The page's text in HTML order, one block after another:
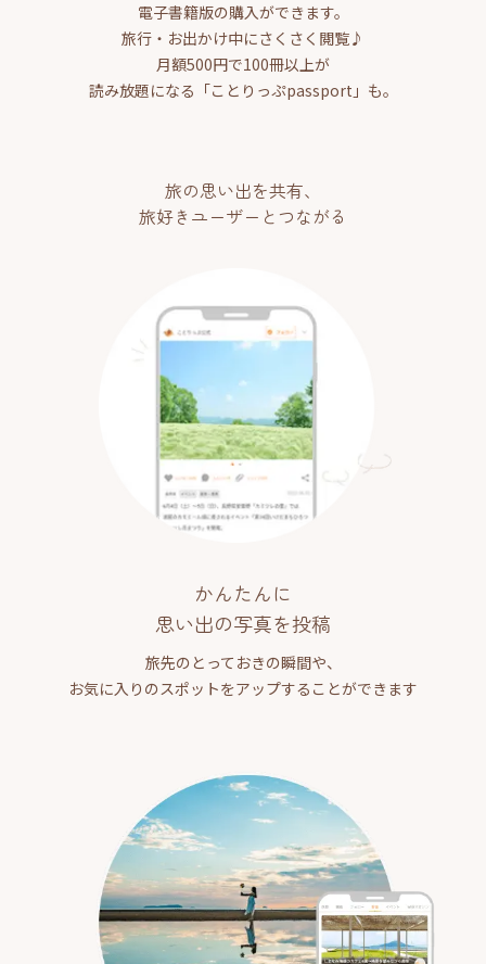
電子書籍版の購入ができます。
旅行・お出かけ中にさくさく閲覧♪
月額500円で100冊以上が
読み放題になる「ことりっぷpassport」も。
旅の思い出を共有、
旅好きユーザーとつながる
かんたんに
思い出の写真を投稿
旅先のとっておきの瞬間や、
お気に入りのスポットをアップすることができます